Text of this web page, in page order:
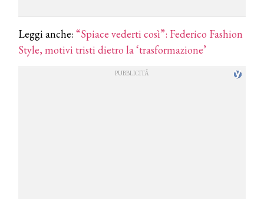
Leggi anche: “Spiace vederti così”: Federico Fashion
Style, motivi tristi dietro la ‘trasformazione’